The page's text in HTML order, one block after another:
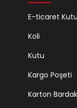
E-ticaret
Koli
Kutu
Kargo Poşeti
Karton Bardak